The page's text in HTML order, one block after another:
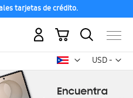
tarjetas de crédito.
USD -
dólar
Mi carrito